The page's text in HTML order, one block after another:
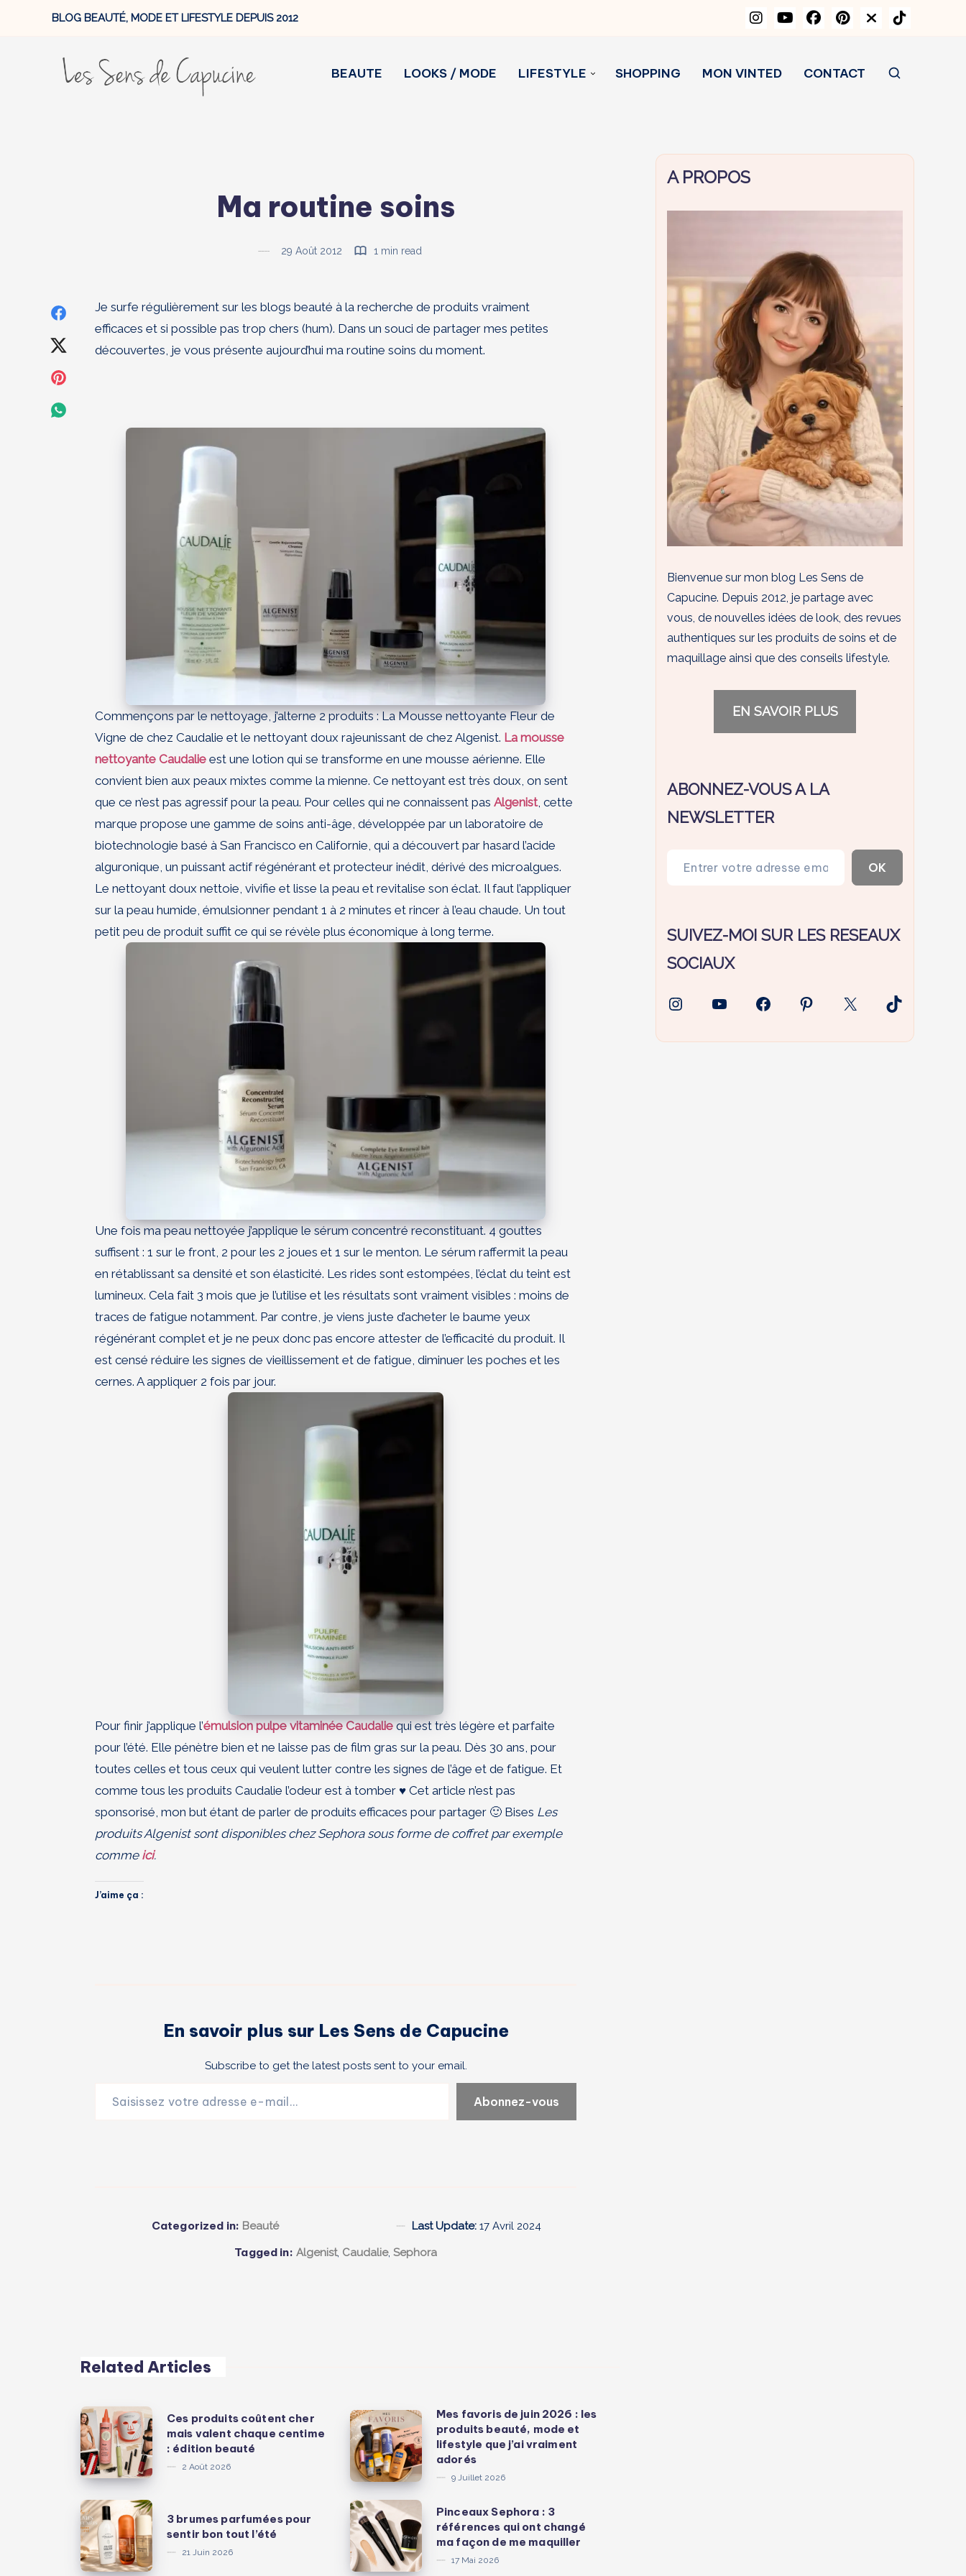
BLOG BEAUTÉ, MODE ET LIFESTYLE DEPUIS 2012
BEAUTE LOOKS / MODE LIFESTYLE SHOPPING MON VINTED CONTACT
Ma routine soins
29 Août 2012 1 min read
ShareJe surfe régulièrement sur les blogs beauté à la recherche de produits vraiment
efficaces et si possible pas trop chers (hum). Dans un souci de partager mes petites
découvertes, je vous présente aujourd’hui ma routine soins du moment.
Commençons par le nettoyage, j’alterne 2 produits : La Mousse nettoyante Fleur de
Vigne de chez Caudalie et le nettoyant doux rajeunissant de chez Algenist. La mousse
nettoyante Caudalie est une lotion qui se transforme en une mousse aérienne. Elle
convient bien aux peaux mixtes comme la mienne. Ce nettoyant est très doux, on sent
que ce n’est pas agressif pour la peau. Pour celles qui ne connaissent pas Algenist, cette
marque propose une gamme de soins anti-âge, développée par un laboratoire de
biotechnologie basé à San Francisco en Californie, qui a découvert par hasard l’acide
alguronique, un puissant actif régénérant et protecteur inédit, dérivé des microalgues.
Le nettoyant doux nettoie, vivifie et lisse la peau et revitalise son éclat. Il faut l’appliquer
sur la peau humide, émulsionner pendant 1 à 2 minutes et rincer à l’eau chaude. Un tout
petit peu de produit suffit ce qui se révèle plus économique à long terme.
Une fois ma peau nettoyée j’applique le sérum concentré reconstituant. 4 gouttes
suffisent : 1 sur le front, 2 pour les 2 joues et 1 sur le menton. Le sérum raffermit la peau
en rétablissant sa densité et son élasticité. Les rides sont estompées, l’éclat du teint est
lumineux. Cela fait 3 mois que je l’utilise et les résultats sont vraiment visibles : moins de
traces de fatigue notamment. Par contre, je viens juste d’acheter le baume yeux
régénérant complet et je ne peux donc pas encore attester de l’efficacité du produit. Il
est censé réduire les signes de vieillissement et de fatigue, diminuer les poches et les
cernes. A appliquer 2 fois par jour.
Pour finir j’applique l’émulsion pulpe vitaminée Caudaliequi est très légère et parfaite
pour l’été. Elle pénètre bien et ne laisse pas de film gras sur la peau. Dès 30 ans, pour
toutes celles et tous ceux qui veulent lutter contre les signes de l’âge et de fatigue. Et
comme tous les produits Caudalie l’odeur est à tomber ♥ Cet article n’est pas
sponsorisé, mon but étant de parler de produits efficaces pour partager 🙂 Bises Les
produits Algenist sont disponibles chez Sephora sous forme de coffret par exemple
comme ici.
J’aime ça :
En savoir plus sur Les Sens de Capucine
Subscribe to get the latest posts sent to your email.
Abonnez-vous
Categorized in: Beauté Last Update: 17 Avril 2024
Tagged in: Algenist, Caudalie, Sephora
Related Articles
Ces
produits
coûtent
cher
valent
chaque
centime
Ces produits coûtent cher
mais valent chaque centime
: édition beauté
2 Août 2026
Mes
favoris
de
juin
2026
:
les
produits
Mes favoris de juin 2026 : les
produits beauté, mode et
lifestyle que j’ai vraiment
adorés
9 Juillet 2026
3
brumes
parfumées
pour
3 brumes parfumées pour
sentir bon tout l’été
21 Juin 2026
Pinceaux
Sephora
:
3
Pinceaux Sephora : 3
références qui ont changé
ma façon de me maquiller
17 Mai 2026
A PROPOS
Bienvenue sur mon blog Les Sens de
Capucine. Depuis 2012, je partage avec
vous, de nouvelles idées de look, des revues
authentiques sur les produits de soins et de
maquillage ainsi que des conseils lifestyle.
EN SAVOIR PLUS
ABONNEZ-VOUS A LA
NEWSLETTER
OK
SUIVEZ-MOI SUR LES RESEAUX
SOCIAUX
InstagramYouTubeFacebookPinterest
X TikTok